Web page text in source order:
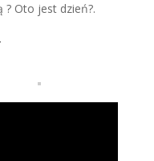
Oto jest dzień?.